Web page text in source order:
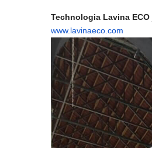
Technologia Lavina ECO
www.lavinaeco.com